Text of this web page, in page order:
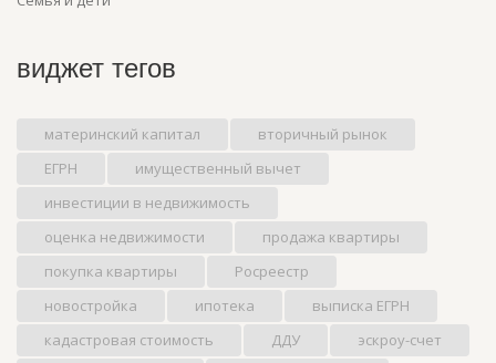
виджет тегов
материнский капитал
вторичный рынок
ЕГРН
имущественный вычет
инвестиции в недвижимость
оценка недвижимости
продажа квартиры
покупка квартиры
Росреестр
новостройка
ипотека
выписка ЕГРН
кадастровая стоимость
ДДУ
эскроу-счет